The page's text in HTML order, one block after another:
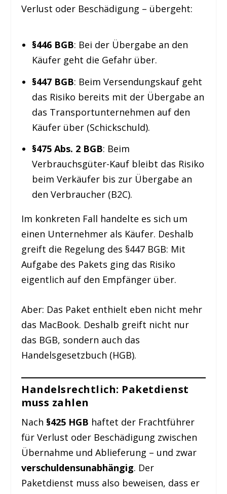
Verlust oder Beschädigung – übergeht:
§446 BGB: Bei der Übergabe an den
Käufer geht die Gefahr über.
§447 BGB: Beim Versendungskauf geht
das Risiko bereits mit der Übergabe an
das Transportunternehmen auf den
Käufer über (Schickschuld).
§475 Abs. 2 BGB: Beim
Verbrauchsgüter-Kauf bleibt das Risiko
beim Verkäufer bis zur Übergabe an
den Verbraucher (B2C).
Im konkreten Fall handelte es sich um
einen Unternehmer als Käufer. Deshalb
greift die Regelung des §447 BGB: Mit
Aufgabe des Pakets ging das Risiko
eigentlich auf den Empfänger über.
Aber: Das Paket enthielt eben nicht mehr
das MacBook. Deshalb greift nicht nur
das BGB, sondern auch das
Handelsgesetzbuch (HGB).
Handelsrechtlich: Paketdienst
muss zahlen
Nach §425 HGB haftet der Frachtführer
für Verlust oder Beschädigung zwischen
Übernahme und Ablieferung – und zwar
verschuldensunabhängig. Der
Paketdienst muss also beweisen, dass er